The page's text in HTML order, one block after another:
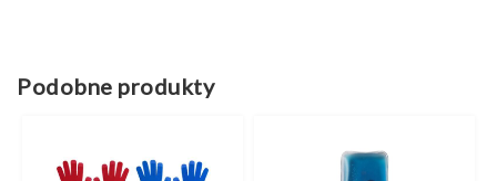
Podobne produkty